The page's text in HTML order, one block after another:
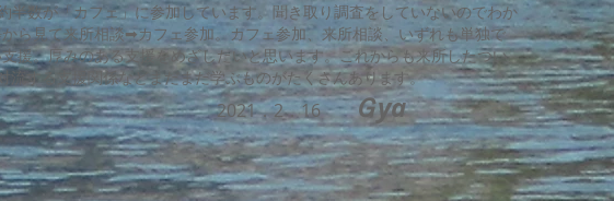
数が「カフェ」に参加しています。聞き取り調査をしていないのでわか
ら見て来所相談➡カフェ参加。カフェ参加、来所相談、いずれも単独で
援。厚みのある支援をめざしたいと思います。これからも来所したつい
流する支援関係などまだまだ学ぶものがたくさんあります。
2021．2．16 Ｇya